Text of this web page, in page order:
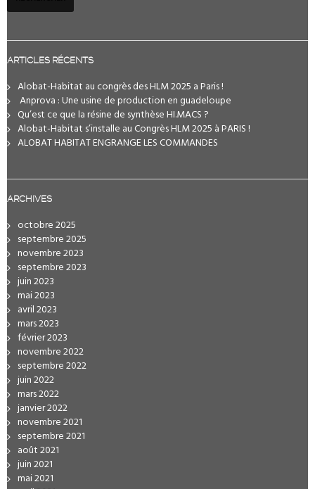
ARTICLES RÉCENTS
Alobat-Habitat au congrès des HLM 2025 a Paris !
️ Anprova : Une usine de production en guadeloupe
Qu’est ce que la résine de synthèse HI.MACS ?
Alobat-Habitat s’installe au Congrès HLM 2025 à PARIS !
ALOBAT HABITAT ENGRANGE LES COMMANDES
ARCHIVES
octobre 2025
septembre 2025
novembre 2023
septembre 2023
juin 2023
mai 2023
avril 2023
mars 2023
février 2023
novembre 2022
septembre 2022
juin 2022
mars 2022
janvier 2022
novembre 2021
septembre 2021
août 2021
juin 2021
mai 2021